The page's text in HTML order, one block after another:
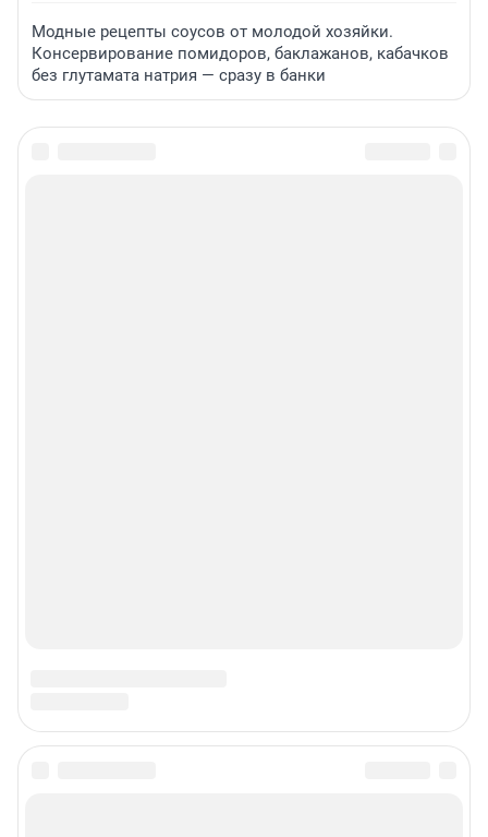
Модные рецепты соусов от молодой хозяйки.
Консервирование помидоров, баклажанов, кабачков
без глутамата натрия — сразу в банки